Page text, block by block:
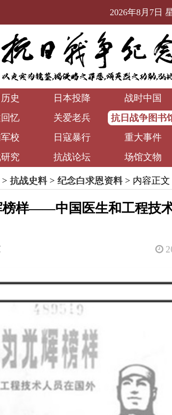
2026年8月7日
史 日本投降 战时中国
忆 关爱老兵 抗日战争图书
校 日寇暴行 重大事件
究 抗战论坛 场馆文物
> 抗战史料> 纪念白求恩资料> 内容正文
榜样——中国医生和工程技